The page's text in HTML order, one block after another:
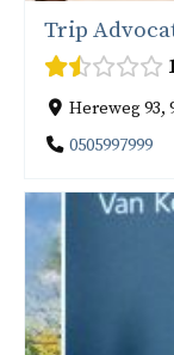
Trip
Hereweg 93,
0505997999